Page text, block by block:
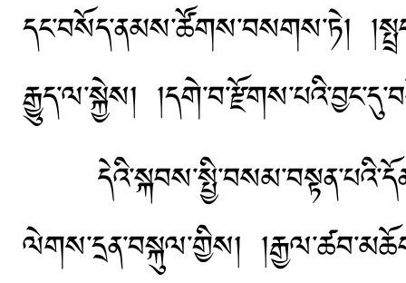
དང་བསོད་ནམས་ཚོགས་བསགས་ཏེ།
རྒྱུད་ལ་སྐྱེས།
ལེགས་དྲན་བསྐུལ་གྱིས།